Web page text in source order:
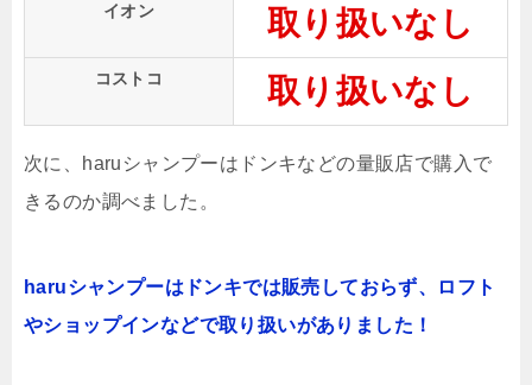
イオン 取り扱いなし
コストコ 取り扱いなし
次に、haruシャンプーはドンキなどの量販店で購入で
きるのか調べました。
haruシャンプーはドンキでは販売しておらず、ロフト
やショップインなどで取り扱いがありました！